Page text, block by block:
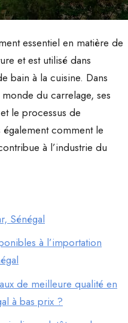
essentiel en matière de
et est utilisé dans
bain à la cuisine. Dans
du carrelage, ses
le processus de
comment le
à l’industrie du
Sénégal
à l’importation
de meilleure qualité en
à bas prix ?